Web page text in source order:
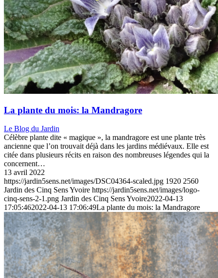
La plante du mois: la Mandragore
Le Blog du Jardin
Célèbre plante dite « magique », la mandragore est une plante très
ancienne que l’on trouvait déjà dans les jardins médiévaux. Elle est
citée dans plusieurs récits en raison des nombreuses légendes qui la
concernent…
13 avril 2022
https://jardin5sens.net/images/DSC04364-scaled.jpg 1920 2560
Jardin des Cinq Sens Yvoire https://jardin5sens.net/images/logo-
cinq-sens-2-1.png Jardin des Cinq Sens Yvoire2022-04-13
17:05:462022-04-13 17:06:49La plante du mois: la Mandragore